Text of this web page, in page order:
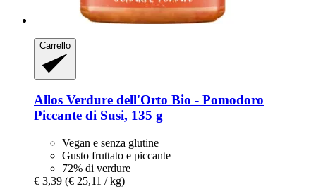
Carrello
Allos Verdure dell'Orto Bio -​ Pomodoro
Piccante di Susi, 135 g
Vegan e senza glutine
Gusto fruttato e piccante
72% di verdure
€ 3,39 (€ 25,11 / kg)